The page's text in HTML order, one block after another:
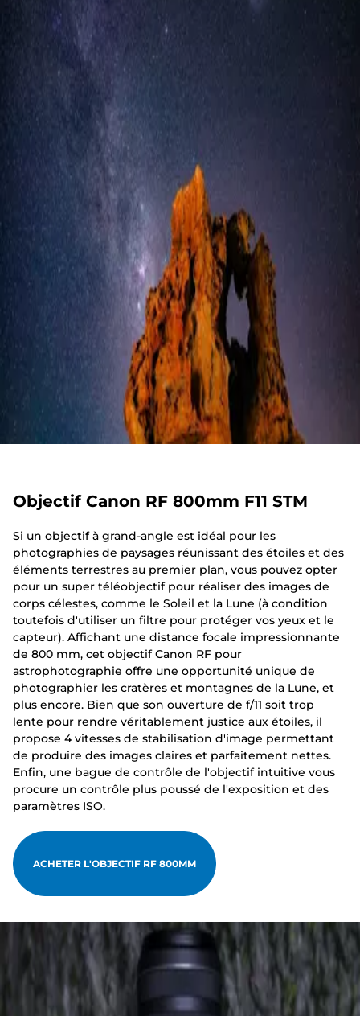
Objectif Canon RF 800mm F11 STM
Si un objectif à grand-angle est idéal pour les
photographies de paysages réunissant des étoiles et des
éléments terrestres au premier plan, vous pouvez opter
pour un super téléobjectif pour réaliser des images de
corps célestes, comme le Soleil et la Lune (à condition
toutefois d'utiliser un filtre pour protéger vos yeux et le
capteur). Affichant une distance focale impressionnante
de 800 mm, cet objectif Canon RF pour
astrophotographie offre une opportunité unique de
photographier les cratères et montagnes de la Lune, et
plus encore. Bien que son ouverture de f/11 soit trop
lente pour rendre véritablement justice aux étoiles, il
propose 4 vitesses de stabilisation d'image permettant
de produire des images claires et parfaitement nettes.
Enfin, une bague de contrôle de l'objectif intuitive vous
procure un contrôle plus poussé de l'exposition et des
paramètres ISO.
ACHETER L'OBJECTIF RF 800MM